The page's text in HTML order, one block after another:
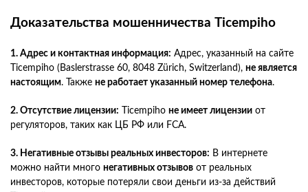
Доказательства мошенничества Ticempiho
1. Адрес и контактная информация: Адрес, указанный на сайте
Ticempiho (Baslerstrasse 60, 8048 Zürich, Switzerland), не является
настоящим. Также не работает указанный номер телефона.
2. Отсутствие лицензии: Ticempiho не имеет лицензии от
регуляторов, таких как ЦБ РФ или FCA.
3. Негативные отзывы реальных инвесторов: В интернете
можно найти много негативных отзывов от реальных
инвесторов, которые потеряли свои деньги из-за действий